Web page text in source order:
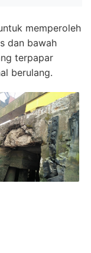
memperoleh
dan bawah
terpapar
berulang.